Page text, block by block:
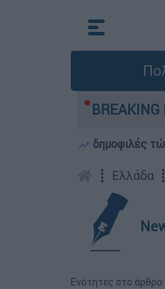
BREAKING
είχε τον νεκρό
δημοφιλές
┋ Ελλάδα ┋
Ενότητες στο άρθρο: